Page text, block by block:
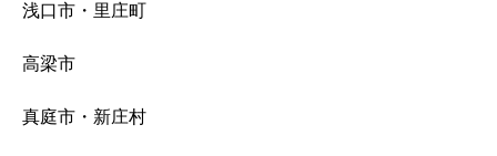
浅口市・里庄町
高梁市
真庭市・新庄村